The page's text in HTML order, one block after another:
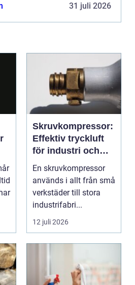
31 juli 2026
Skruvkompressor:
Effektiv tryckluft
för industri och
verkstad
En skruvkompressor
används i allt från små
verkstäder till stora
industrifabri...
12 juli 2026